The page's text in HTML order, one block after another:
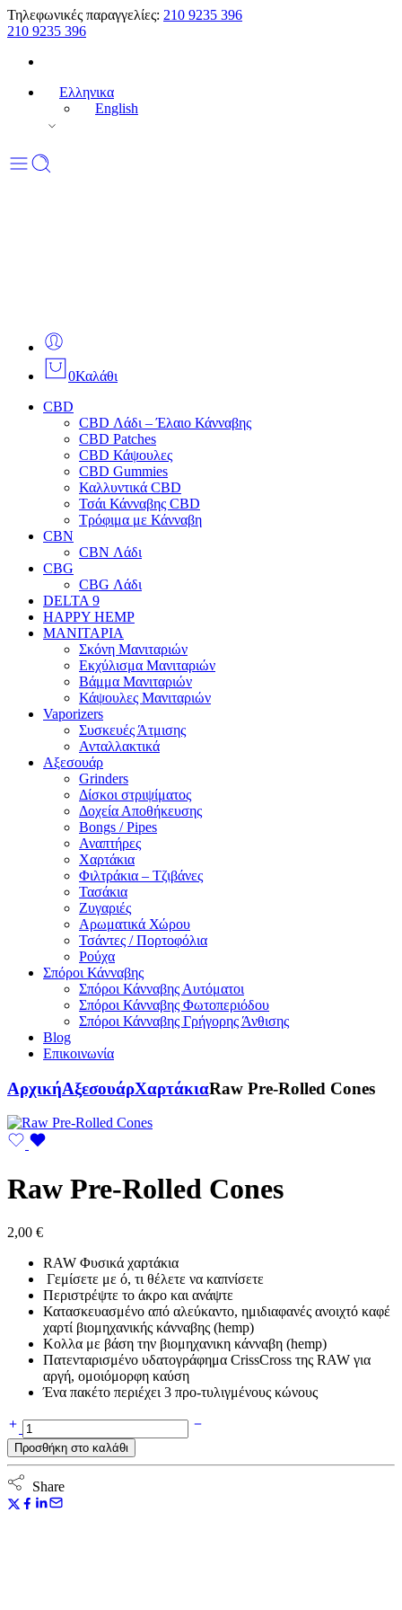
Τηλεφωνικές παραγγελίες: 210 9235 396
210 9235 396
Ελληνικα
English
0Καλάθι
CBD
CBD Λάδι – Έλαιο Κάνναβης
CBD Patches
CBD Κάψουλες
CBD Gummies
Καλλυντικά CBD
Τσάι Κάνναβης CBD
Τρόφιμα με Κάνναβη
CBN
CBN Λάδι
CBG
CBG Λάδι
DELTA 9
HAPPY HEMP
ΜΑΝΙΤΑΡΙΑ
Σκόνη Μανιταριών
Εκχύλισμα Μανιταριών
Βάμμα Μανιταριών
Κάψουλες Μανιταριών
Vaporizers
Συσκευές Άτμισης
Ανταλλακτικά
Αξεσουάρ
Grinders
Δίσκοι στριψίματος
Δοχεία Αποθήκευσης
Bongs / Pipes
Αναπτήρες
Χαρτάκια
Φιλτράκια – Τζιβάνες
Τασάκια
Ζυγαριές
Αρωματικά Χώρου
Τσάντες / Πορτοφόλια
Ρούχα
Σπόροι Κάνναβης
Σπόροι Κάνναβης Αυτόματοι
Σπόροι Κάνναβης Φωτοπεριόδου
Σπόροι Κάνναβης Γρήγορης Άνθισης
Blog
Επικοινωνία
ΑρχικήΑξεσουάρΧαρτάκιαRaw Pre-Rolled Cones
Raw Pre-Rolled Cones
2,00 €
RAW Φυσικά χαρτάκια
Γεμίσετε με ό, τι θέλετε να καπνίσετε
Περιστρέψτε το άκρο και ανάψτε
Κατασκευασμένο από αλεύκαντο, ημιδιαφανές ανοιχτό καφέ
χαρτί βιομηχανικής κάνναβης (hemp)
Κολλα με βάση την βιομηχανικη κάνναβη (hemp)
Πατενταρισμένο υδατογράφημα CrissCross της RAW για
αργή, ομοιόμορφη καύση
Ένα πακέτο περιέχει 3 προ-τυλιγμένους κώνους
Raw
Pre-
Rolled
Cones
ποσότητα
Προσθήκη στο καλάθι
Share